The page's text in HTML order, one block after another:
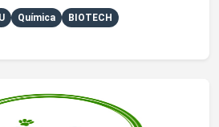
Química
BIOTECH